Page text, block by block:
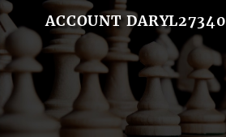
ACCOUNT DARYL27340